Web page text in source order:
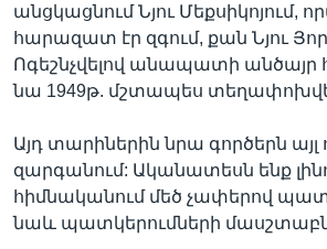
անցկացնում Նյու Մեքսիկոյում,
հարազատ էր զգում, քան Նյու
Ոգեշնչվելով անապատի անծայր
նա 1949թ. մշտապես
Այդ տարիներին նրա գործերն այլ
զարգանում: Ականատեսն ենք
հիմնականում մեծ չափերով
նաև պատկերումների